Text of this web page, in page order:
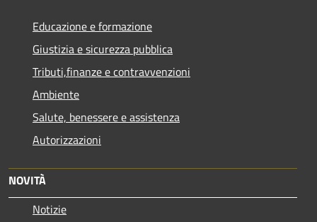
Educazione e formazione
Giustizia e sicurezza pubblica
Tributi,finanze e contravvenzioni
Ambiente
Salute, benessere e assistenza
Autorizzazioni
NOVITÀ
Notizie